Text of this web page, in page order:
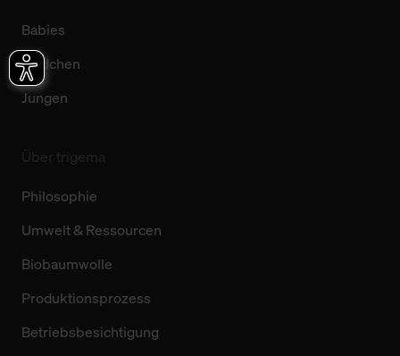
Babies
Mädchen
Jungen
Philosophie
Umwelt & Ressourcen
Biobaumwolle
Produktionsprozess
Betriebsbesichtigung